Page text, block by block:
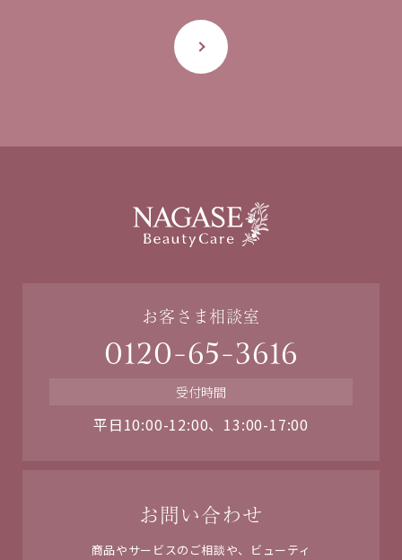
お客さま相談室
0120-65-3616
受付時間
平日10:00-12:00、13:00-17:00
お問い合わせ
商品やサービスのご相談や、ビューティ